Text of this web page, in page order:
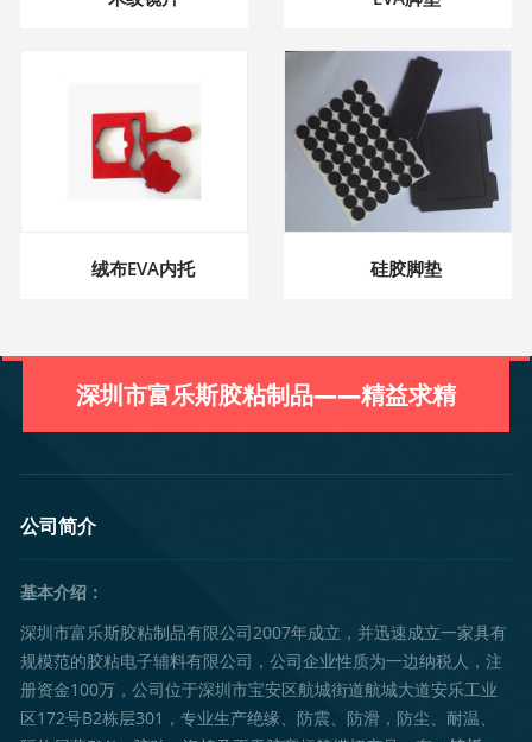
绒布EVA内托 硅胶脚垫
深圳市富乐斯胶粘制品——精益求精
公司简介
基本介绍：
深圳市富乐斯胶粘制品有限公司2007年成立，并迅速成立一家具有
规模范的胶粘电子辅料有限公司，公司企业性质为一边纳税人，注
册资金100万，公司位于深圳市宝安区航城街道航城大道安乐工业
区172号B2栋层301，专业生产绝缘、防震、防滑，防尘、耐温、